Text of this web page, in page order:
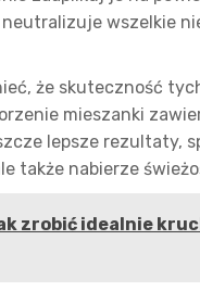
wszelkie
że skuteczność
mieszanki
lepsze rezultaty,
także nabierze
zrobić idealnie